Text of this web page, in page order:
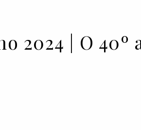
2024 | O 40º